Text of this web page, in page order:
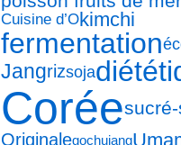
Cuisine d’Okimchi
fermentation
Jangrizsoja
Corée
Originalegochujang